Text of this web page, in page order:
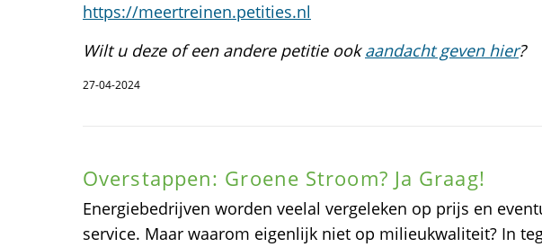
https://meertreinen.petities.nl
Wilt u deze of een andere petitie ookaandacht geven hier?
27-04-2024
Overstappen: Groene Stroom? Ja Graag!
Energiebedrijven worden veelal vergeleken op prijs en
service. Maar waarom eigenlijk niet op milieukwaliteit? In